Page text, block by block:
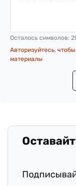
Осталось символов:
Авторизуйтесь,
материалы